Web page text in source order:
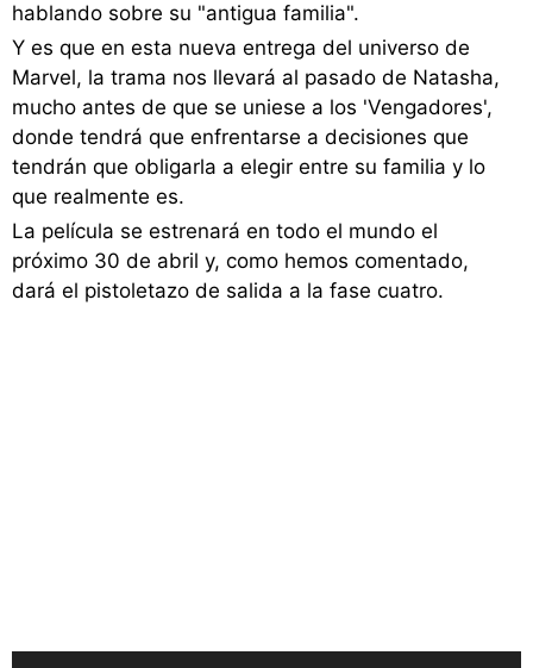
hablando sobre su "antigua familia".
Y es que en esta nueva entrega del universo de
Marvel, la trama nos llevará al pasado de Natasha,
mucho antes de que se uniese a los 'Vengadores',
donde tendrá que enfrentarse a decisiones que
tendrán que obligarla a elegir entre su familia y lo
que realmente es.
La película se estrenará en todo el mundo el
próximo 30 de abril y, como hemos comentado,
dará el pistoletazo de salida a la fase cuatro.